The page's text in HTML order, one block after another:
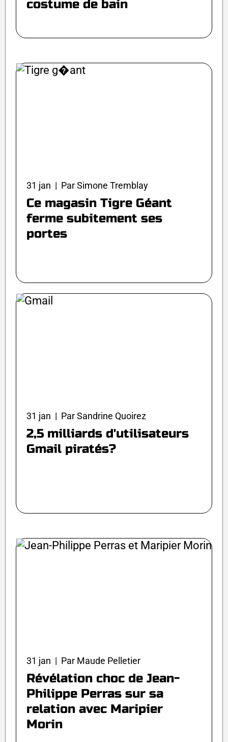
costume de bain
31 jan | Par Simone Tremblay
Ce magasin Tigre Géant
ferme subitement ses
portes
31 jan | Par Sandrine Quoirez
2,5 milliards d'utilisateurs
Gmail piratés?
31 jan | Par Maude Pelletier
Révélation choc de Jean-
Philippe Perras sur sa
relation avec Maripier
Morin